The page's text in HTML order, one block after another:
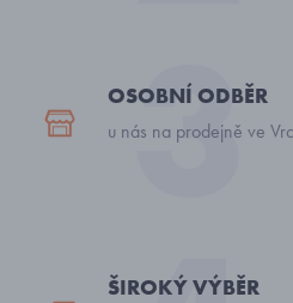
OSOBNÍ ODBĚR
u nás na prodejně ve
ŠIROKÝ VÝBĚR